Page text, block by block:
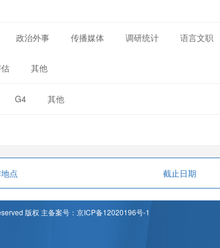
政治外事 传播媒体 调研统计 语言文职
其他
G4 其他
点 截止日期
版权 主备案号：京ICP备12020196号-1